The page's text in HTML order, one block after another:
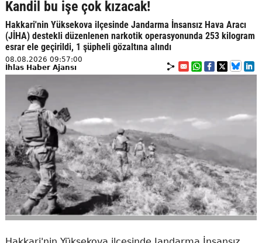
Kandil bu işe çok kızacak!
Hakkari'nin Yüksekova ilçesinde Jandarma İnsansız Hava Aracı
(JİHA) destekli düzenlenen narkotik operasyonunda 253 kilogram
esrar ele geçirildi, 1 şüpheli gözaltına alındı
08.08.2026 09:57:00
İhlas Haber Ajansı